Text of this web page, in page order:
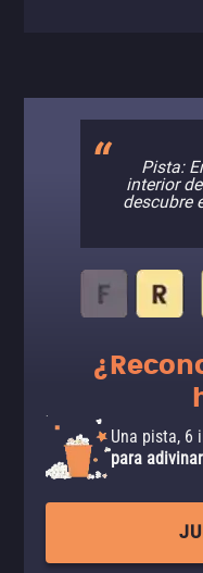
Pista:
interior
descubre
Una pista, 6
para adivinar